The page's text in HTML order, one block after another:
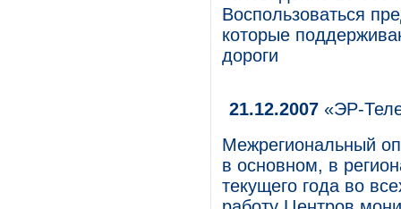
Воспользоваться
которые
дороги
21.12.2007 «ЭР-
Межрегиональный
в основном, в
текущего года во